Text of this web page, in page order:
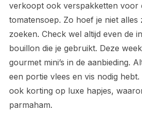
verkoopt ook verspakketten voor
tomatensoep. Zo hoef je niet alles
zoeken. Check wel altijd even de
bouillon die je gebruikt. Deze
gourmet mini’s in de aanbieding.
een portie vlees en vis nodig
ook korting op luxe hapjes,
parmaham.